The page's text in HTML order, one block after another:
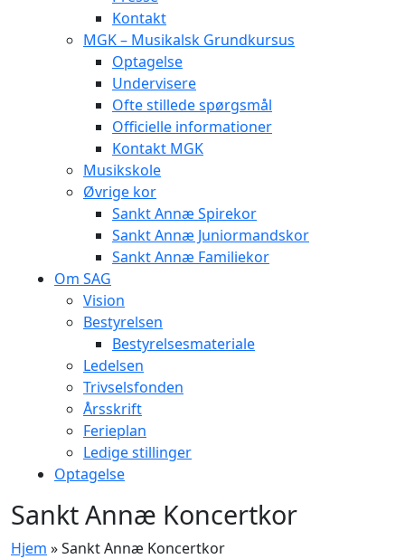
Kontakt
MGK – Musikalsk Grundkursus
Optagelse
Undervisere
Ofte stillede spørgsmål
Officielle informationer
Kontakt MGK
Musikskole
Øvrige kor
Sankt Annæ Spirekor
Sankt Annæ Juniormandskor
Sankt Annæ Familiekor
Om SAG
Vision
Bestyrelsen
Bestyrelsesmateriale
Ledelsen
Trivselsfonden
Årsskrift
Ferieplan
Ledige stillinger
Optagelse
Sankt Annæ Koncertkor
Hjem »Sankt Annæ Koncertkor